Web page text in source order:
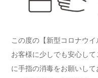
この度の【新型コロナウイ
お客様に少しでも安心し
に手指の消毒をお願いし